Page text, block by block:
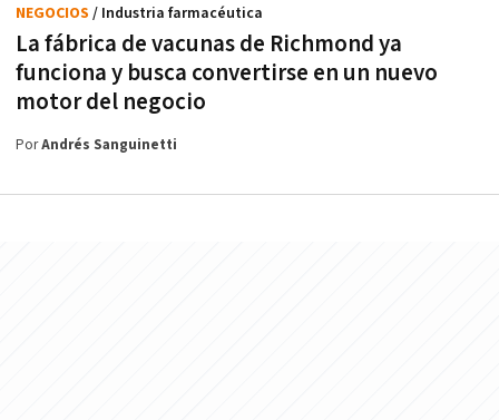
La fábrica de vacunas de Richmond ya
funciona y busca convertirse en un nuevo
motor del negocio
NEGOCIOS / Industria farmacéutica
PorAndrés Sanguinetti